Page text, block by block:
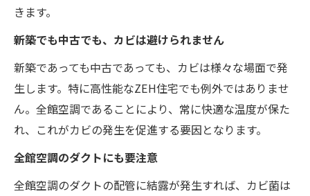
きます。
新築でも中古でも、カビは避けられません
新築であっても中古であっても、カビは様々な場面で発
生します。特に高性能なZEH住宅でも例外ではありませ
ん。全館空調であることにより、常に快適な温度が保た
れ、これがカビの発生を促進する要因となります。
全館空調のダクトにも要注意
全館空調のダクトの配管に結露が発生すれば、カビ菌は